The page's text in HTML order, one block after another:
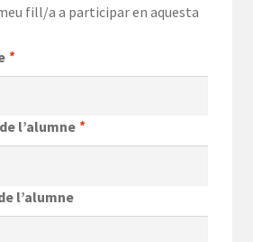
fill/a a participar en aquesta
*
l’alumne *
l’alumne